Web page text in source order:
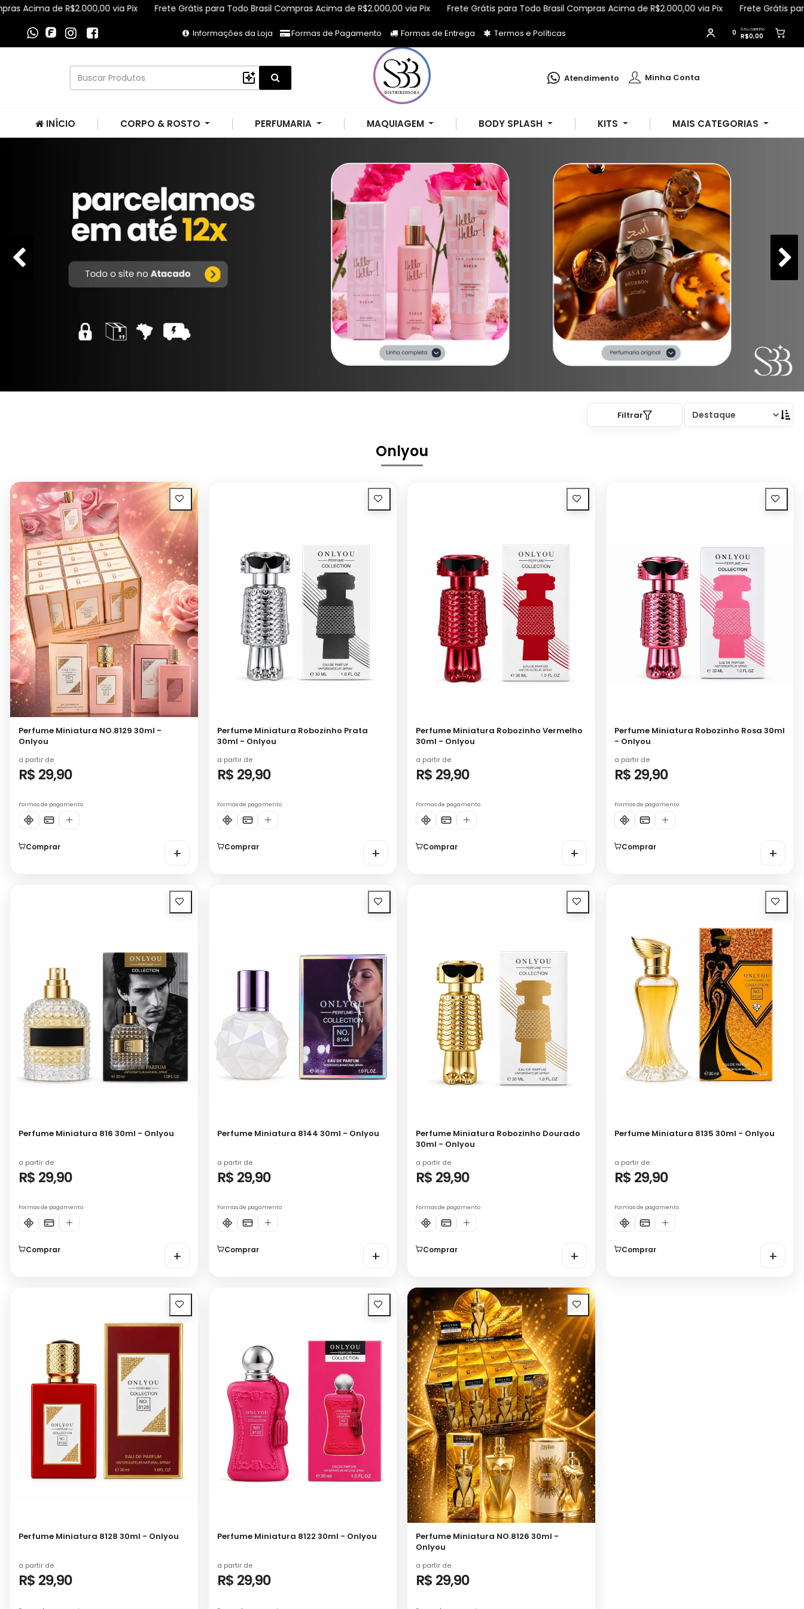
R$2.000,00 via Pix Frete Grátis para Todo Brasil Compras Acima de R$2.000,00 via Pix Frete Grátis para Todo Brasil Compras Acima de R$2.000,00 via Pix Frete Grátis para Todo Brasil
Informações da Loja Formas de Pagamento Formas de Entrega Termos e Políticas 0 Seu carrinho
R$0,00
Atendimento Minha Conta
INÍCIO CORPO & ROSTO PERFUMARIA MAQUIAGEM BODY SPLASH KITS MAIS CATEGORIAS
Filtrar
Onlyou
Perfume Miniatura NO.8129 30ml -
Onlyou
a partir de
R$ 29,90
Formas de pagamento
Comprar +
Perfume Miniatura Robozinho Prata
30ml - Onlyou
a partir de
R$ 29,90
Formas de pagamento
Comprar +
Perfume Miniatura Robozinho Vermelho
30ml - Onlyou
a partir de
R$ 29,90
Formas de pagamento
Comprar +
Perfume Miniatura Robozinho Rosa 30ml
- Onlyou
a partir de
R$ 29,90
Formas de pagamento
Comprar +
Perfume Miniatura 816 30ml - Onlyou
a partir de
R$ 29,90
Formas de pagamento
Comprar +
Perfume Miniatura 8144 30ml - Onlyou
a partir de
R$ 29,90
Formas de pagamento
Comprar +
Perfume Miniatura Robozinho Dourado
30ml - Onlyou
a partir de
R$ 29,90
Formas de pagamento
Comprar +
Perfume Miniatura 8135 30ml - Onlyou
a partir de
R$ 29,90
Formas de pagamento
Comprar +
Perfume Miniatura 8128 30ml - Onlyou
a partir de
R$ 29,90
Perfume Miniatura 8122 30ml - Onlyou
a partir de
R$ 29,90
Perfume Miniatura NO.8126 30ml -
Onlyou
a partir de
R$ 29,90
Apinil